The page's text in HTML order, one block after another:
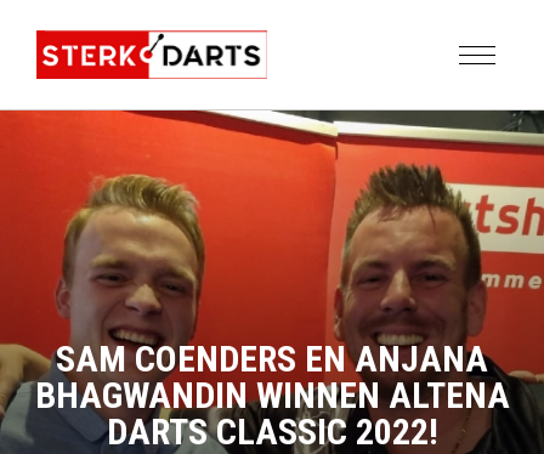
SAM COENDERS EN ANJANA
BHAGWANDIN WINNEN ALTENA
DARTS CLASSIC 2022!